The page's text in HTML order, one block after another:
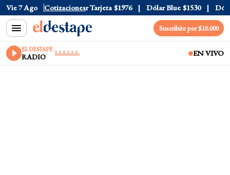
Vie 7 Ago Cotizaciones
Oficial $1520 Dólar Tarjeta $1976 Dólar Blue $1530 Dólar
Suscribite por $10.000
EL DESTAPE
RADIO EN VIVO